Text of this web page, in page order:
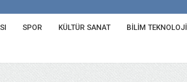
SPOR KÜLTÜR SANAT BILIM TEKNOLOJI